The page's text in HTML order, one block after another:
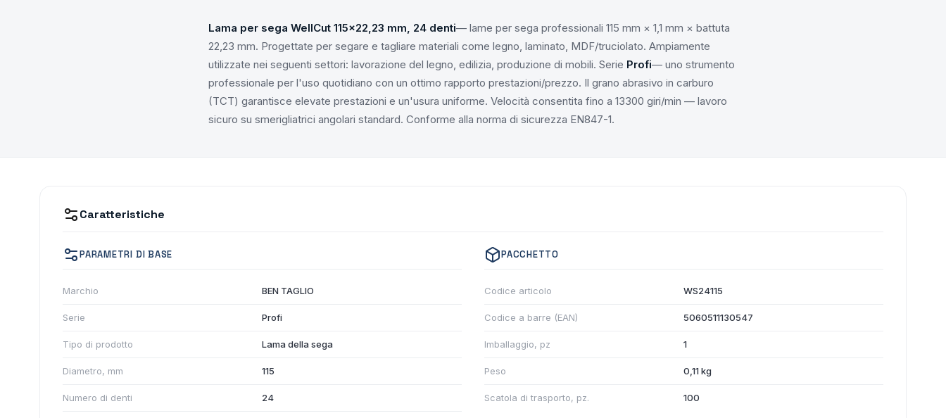
Lama per sega WellCut 115x22,23 mm, 24 denti— lame per sega professionali 115 mm × 1,1 mm × battuta
22,23 mm. Progettate per segare e tagliare materiali come legno, laminato, MDF/truciolato. Ampiamente
utilizzate nei seguenti settori: lavorazione del legno, edilizia, produzione di mobili. Serie Profi— uno strumento
professionale per l'uso quotidiano con un ottimo rapporto prestazioni/prezzo. Il grano abrasivo in carburo
(TCT) garantisce elevate prestazioni e un'usura uniforme. Velocità consentita fino a 13300 giri/min — lavoro
sicuro su smerigliatrici angolari standard. Conforme alla norma di sicurezza EN847-1.
Caratteristiche
PARAMETRI DI BASE
Marchio BEN TAGLIO
Serie Profi
Tipo di prodotto Lama della sega
Diametro, mm 115
Numero di denti 24
PACCHETTO
Codice articolo WS24115
Codice a barre (EAN) 5060511130547
Imballaggio, pz 1
Peso 0,11 kg
Scatola di trasporto, pz. 100